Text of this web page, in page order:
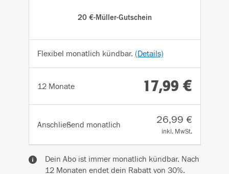
20 €-Müller-Gutschein
Flexibel monatlich kündbar. (Details)
12 Monate 17,99 €
Anschließend monatlich 26,99 €
inkl. MwSt.
Dein Abo ist immer monatlich kündbar. Nach
12 Monaten endet dein Rabatt von 30%.